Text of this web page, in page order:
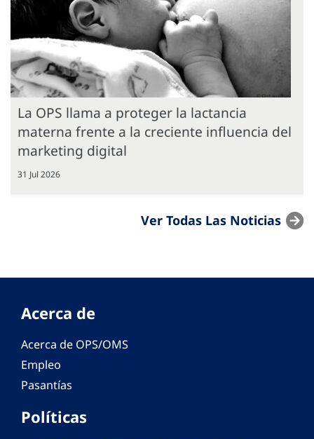
La OPS llama a proteger la lactancia
materna frente a la creciente influencia del
marketing digital
31 Jul 2026
Ver Todas Las Noticias
Acerca de
Acerca de OPS/OMS
Empleo
Pasantías
Políticas